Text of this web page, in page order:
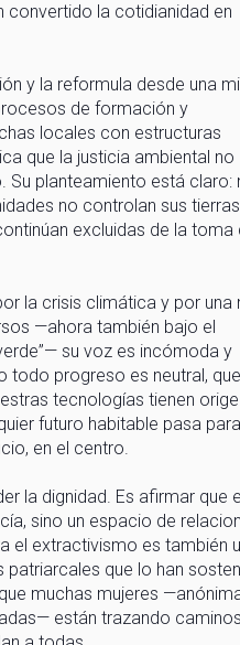
convertido la cotidianidad en
y la reformula desde una
de formación y
locales con estructuras
que la justicia ambiental no
Su planteamiento está claro:
no controlan sus
excluidas de la toma
la crisis climática y por una
—ahora también bajo el
su voz es incómoda y
todo progreso es neutral,
tecnologías tienen
futuro habitable pasa para
en el centro.
la dignidad. Es afirmar que
sino un espacio de
el extractivismo es también
patriarcales que lo han
muchas mujeres
están trazando